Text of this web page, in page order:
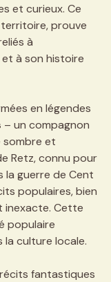
et curieux. Ce
prouve
à
et à son histoire
en légendes
– un compagnon
sombre et
Retz, connu pour
guerre de Cent
populaires, bien
inexacte. Cette
populaire
la culture locale.
fantastiques